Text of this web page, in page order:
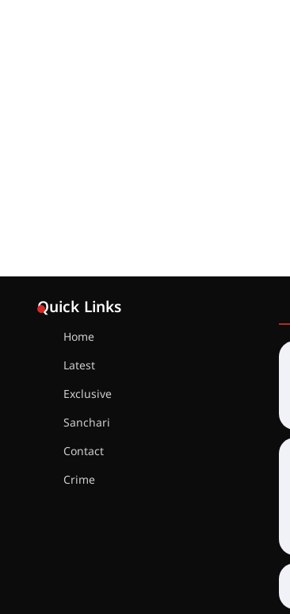
Quick Links
Home
Latest
Exclusive
Sanchari
Contact
Crime